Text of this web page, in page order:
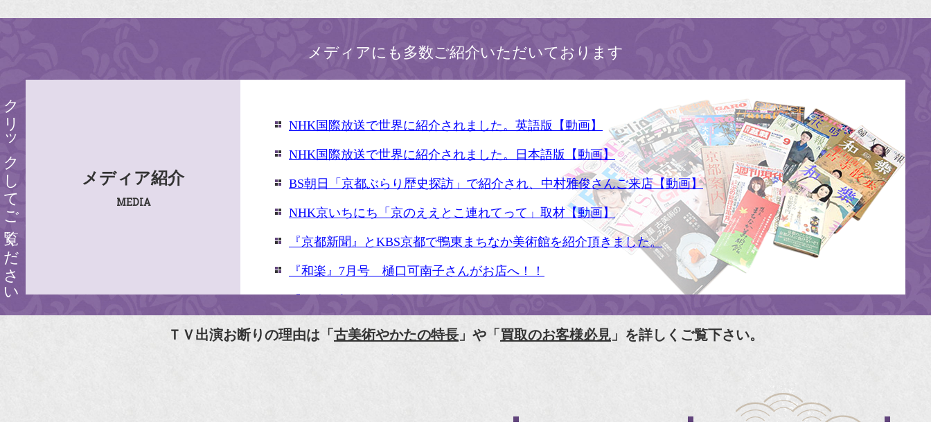
メディアにも多数ご紹介いただいております
クリックしてご覧ください メディア紹介
MEDIA
NHK国際放送で世界に紹介されました。英語版【動画】
NHK国際放送で世界に紹介されました。日本語版【動画】
BS朝日「京都ぶらり歴史探訪」で紹介され、中村雅俊さんご来店【動画】
NHK京いちにち「京のええとこ連れてって」取材【動画】
『京都新聞』とKBS京都で鴨東まちなか美術館を紹介頂きました。
『和楽』7月号 樋口可南子さんがお店へ！！
『樋口可南子の古寺散歩』（5月17日発行）
ＴＶ出演お断りの理由は「 古美術やかたの特長 」や「 買取のお客様必見 」を詳しくご覧下さい。